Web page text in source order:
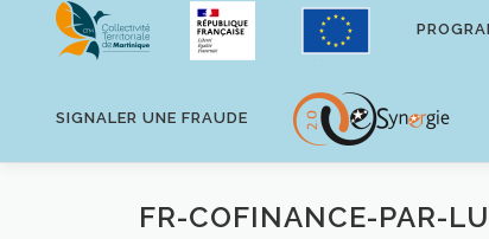
SIGNALER UNE FRAUDE
FR-COFINANCE-PAR-